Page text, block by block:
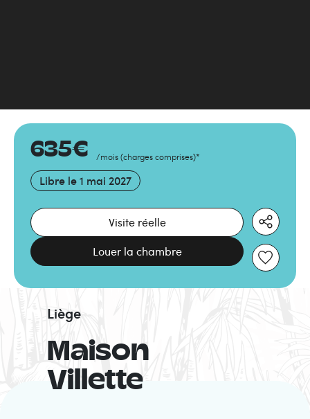
635€ /mois (charges comprises)*
Libre le 1 mai 2027
Visite réelle
Louer la chambre
Maison
Villette
Liège